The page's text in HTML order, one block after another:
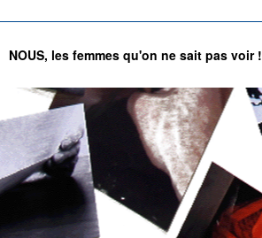
NOUS, les femmes qu'on ne sait pas voir !